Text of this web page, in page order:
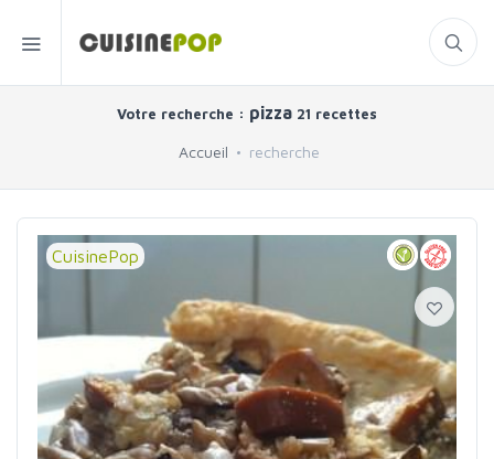
Votre recherche : pizza 21 recettes
Accueil recherche
CuisinePop